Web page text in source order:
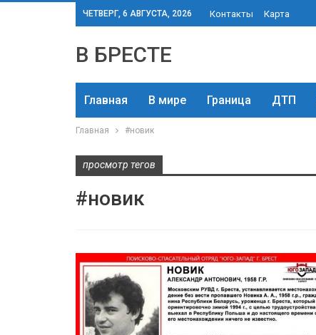
ЧЕТВЕРГ, 6 АВГУСТА, 2026 Контакты Карта
В БРЕСТЕ
Главная В мире Граница ДТП
Главная #новик
просмотр тегов
#новик